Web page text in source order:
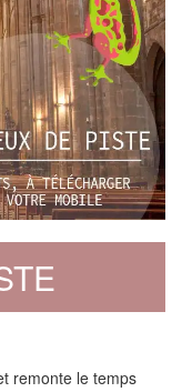
remonte le temps